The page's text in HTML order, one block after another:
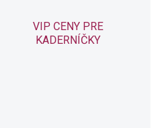
VIP CENY PRE
KADERNÍČKY